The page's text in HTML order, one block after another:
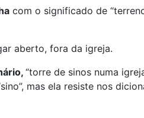
com o significado de
aberto, fora da igreja.
“torre de sinos numa
mas ela resiste nos